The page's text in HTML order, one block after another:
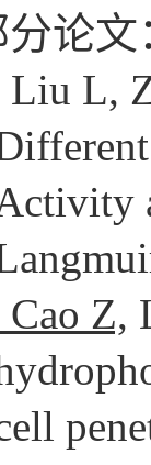
分论文
Liu L,
Cao Z,